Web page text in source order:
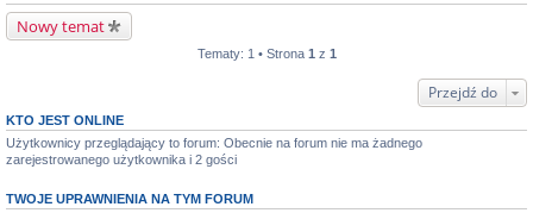
Nowy temat
Tematy: 1 • Strona 1 z 1
Przejdź do
KTO JEST ONLINE
Użytkownicy przeglądający to forum: Obecnie na forum nie ma żadnego
zarejestrowanego użytkownika i 2 gości
TWOJE UPRAWNIENIA NA TYM FORUM